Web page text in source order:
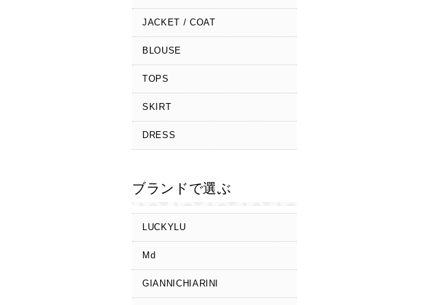
JACKET / COAT
BLOUSE
TOPS
SKIRT
DRESS
ブランドで選ぶ
LUCKYLU
Md
GIANNICHIARINI